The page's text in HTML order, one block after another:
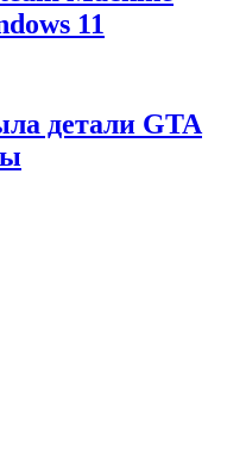
11
детали GTA